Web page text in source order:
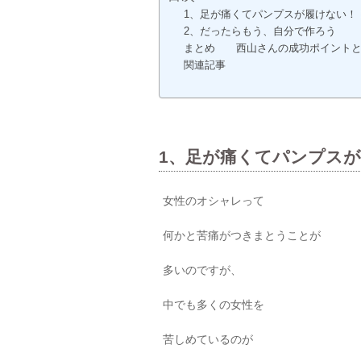
1、足が痛くてパンプスが履けない！
2、だったらもう、自分で作ろう
まとめ 西山さんの成功ポイント
関連記事
1、足が痛くてパンプス
女性のオシャレって
何かと苦痛がつきまとうことが
多いのですが、
中でも多くの女性を
苦しめているのが